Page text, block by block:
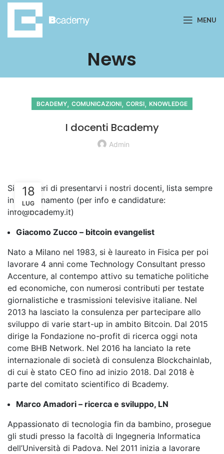
MENU
News
BCADEMY, COMUNICAZIONI, CORSI, KNOWLEDGE
I docenti Bcademy
Admin
18
LUG
Siamo fieri di presentarvi i nostri docenti, lista sempre
in aggiornamento (per info e candidature:
info@bcademy.it)
Giacomo Zucco – bitcoin evangelist
Nato a Milano nel 1983, si è laureato in Fisica per poi
lavorare 4 anni come Technology Consultant presso
Accenture, al contempo attivo su tematiche politiche
ed economiche, con numerosi contributi per testate
giornalistiche e trasmissioni televisive italiane. Nel
2013 ha lasciato la consulenza per partecipare allo
sviluppo di varie start-up in ambito Bitcoin. Dal 2015
dirige la Fondazione no-profit di ricerca oggi nota
come BHB Network. Nel 2016 ha lanciato la rete
internazionale di società di consulenza Blockchainlab,
di cui è stato CEO fino ad inizio 2018. Dal 2018 è
parte del comitato scientifico di Bcademy.
Marco Amadori – ricerca e sviluppo, LN
Appassionato di tecnologia fin da bambino, prosegue
gli studi presso la facoltà di Ingegneria Informatica
dell’Università di Padova. Nel 2011 inizia a lavorare